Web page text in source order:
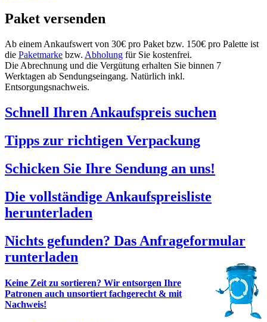
Paket versenden
Ab einem Ankaufswert von 30€ pro Paket bzw. 150€ pro Palette ist
die Paketmarke bzw. Abholung für Sie kostenfrei.
Die Abrechnung und die Vergütung erhalten Sie binnen 7
Werktagen ab Sendungseingang. Natürlich inkl.
Entsorgungsnachweis.
Schnell Ihren Ankaufspreis suchen
Tipps zur richtigen Verpackung
Schicken Sie Ihre Sendung an uns!
Die vollständige Ankaufspreisliste
herunterladen
Nichts gefunden? Das Anfrageformular
runterladen
Keine Zeit zu sortieren? Wir entsorgen Ihre
Patronen auch unsortiert fachgerecht & mit
Nachweis!